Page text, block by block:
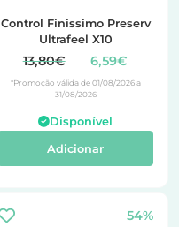
Control Finissimo Preserv
Ultrafeel X10
13,80€ 6,59€
*Promoção válida de 01/08/2026 a
31/08/2026
Disponível
Adicionar
54%